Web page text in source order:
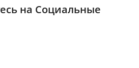
на Социальные